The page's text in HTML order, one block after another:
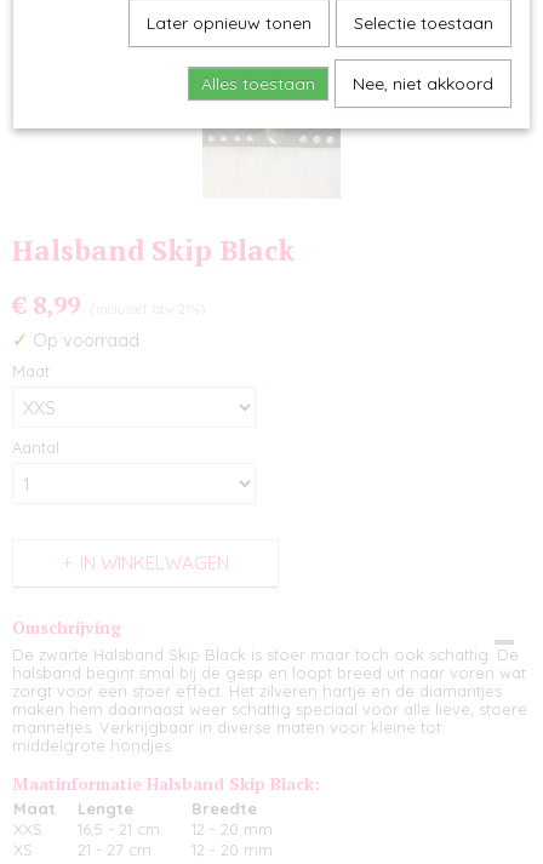
Halsband Skip Black
€ 8,99 (inclusief btw 21%)
✓ Op voorraad
Maat
Aantal
IN WINKELWAGEN
Omschrijving
De zwarte Halsband Skip Black is stoer maar toch ook schattig. De
halsband begint smal bij de gesp en loopt breed uit naar voren wat
zorgt voor een stoer effect. Het zilveren hartje en de diamantjes
maken hem daarnaast weer schattig speciaal voor alle lieve, stoere
mannetjes. Verkrijgbaar in diverse maten voor kleine tot
middelgrote hondjes.
Maatinformatie Halsband Skip Black:
Maat Lengte
Breedte
XXS
16,5 - 21 cm
12 - 20 mm
XS
21 - 27 cm
12 - 20 mm
Later opnieuw tonen Selectie toestaan
Alles toestaan Nee, niet akkoord